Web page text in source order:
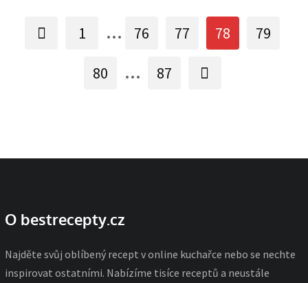
1 ... 76 77 78 79
80 ... 87
O bestrecepty.cz
Najděte svůj oblíbený recept v online kuchařce nebo se nechte
inspirovat ostatními. Nabízíme tisíce receptů a neustále